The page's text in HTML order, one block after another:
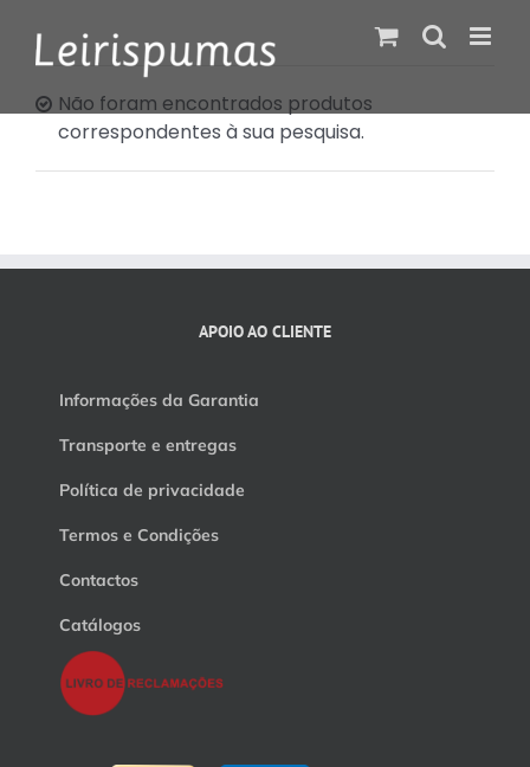
content
Não foram encontrados produtos
correspondentes à sua pesquisa.
APOIO AO CLIENTE
Informações da Garantia
Transporte e entregas
Política de privacidade
Termos e Condições
Contactos
Catálogos